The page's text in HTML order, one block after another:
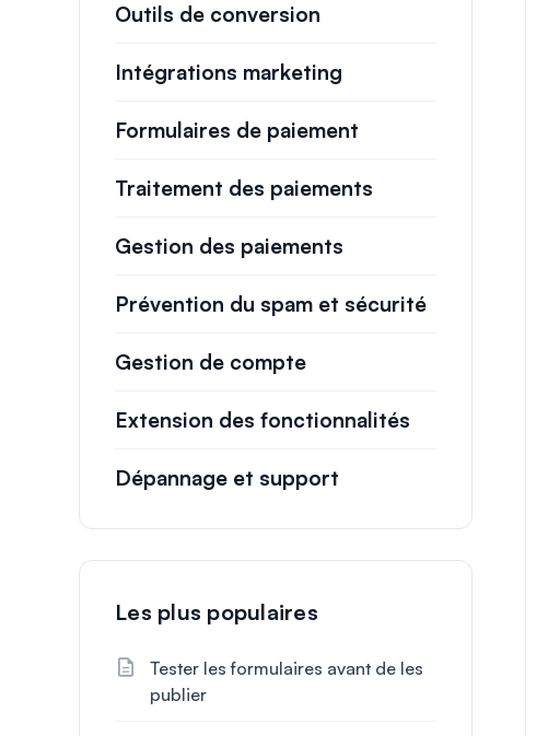
Outils de conversion
Intégrations marketing
Formulaires de paiement
Traitement des paiements
Gestion des paiements
Prévention du spam et sécurité
Gestion de compte
Extension des fonctionnalités
Dépannage et support
Les plus populaires
Tester les formulaires avant de les
publier